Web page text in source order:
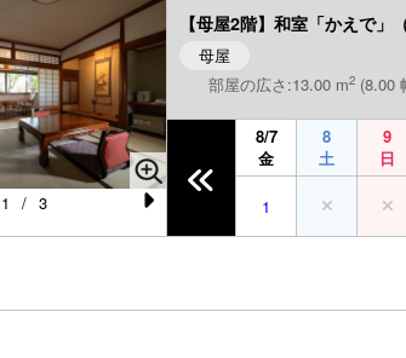
e
xt
N
xt
1 / 3
【母屋2階】和室「かえで」
母屋
部屋の広さ:13.00 m2 (8.00
8/7
金
8
土
9
日
1